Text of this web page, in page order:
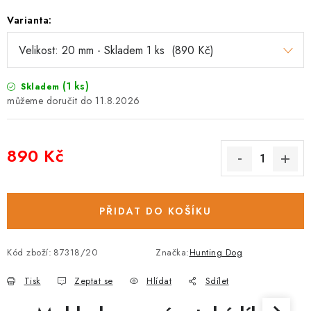
Varianta:
Skladem (1 ks)
11.8.2026
890 Kč
PŘIDAT DO KOŠÍKU
Kód zboží: 87318/20 Značka:Hunting Dog
Tisk Zeptat se Hlídat Sdílet